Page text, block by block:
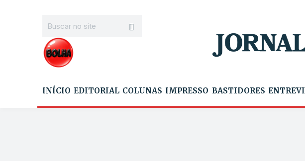
INÍCIO EDITORIAL COLUNAS IMPRESSO BASTIDORES